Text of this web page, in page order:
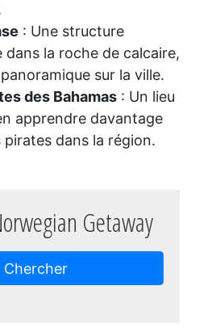
: Une structure
dans la roche de calcaire,
sur la ville.
des Bahamas: Un lieu
apprendre davantage
pirates dans la région.
Getaway
Chercher